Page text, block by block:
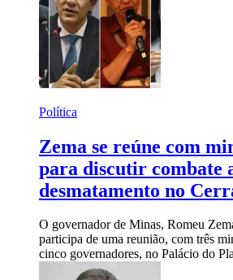
Política
Zema se reúne com
para discutir combate
desmatamento no
O governador de Minas, Romeu
participa de uma reunião, com três
cinco governadores, no Palácio do